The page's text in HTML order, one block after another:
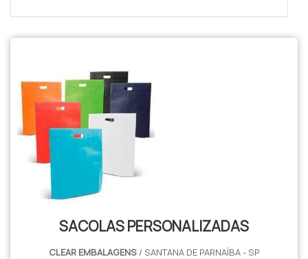
SACOLAS PERSONALIZADAS
CLEAR EMBALAGENS / SANTANA DE PARNAÍBA - SP